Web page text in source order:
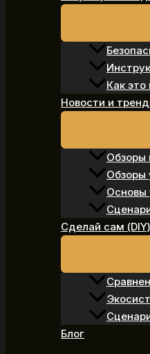
Как это
Новости и
Обзоры
Обзоры
Основы
Сделай сам (DIY)
Блог